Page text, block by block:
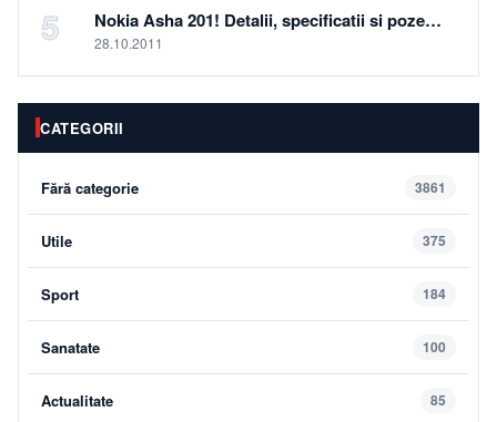
5 Nokia Asha 201! Detalii, specificatii si poze…
28.10.2011
CATEGORII
Fără categorie 3861
Utile 375
Sport 184
Sanatate 100
Actualitate 85